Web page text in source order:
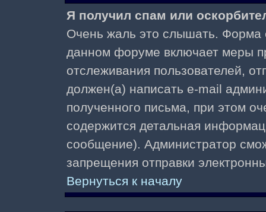
Я получил спам или
Очень жаль это слышать. Форма
данном форуме включает меры
отслеживания пользователей,
должен(а) написать e-mail
полученного письма, при этом
содержится детальная
сообщение). Администратор
запрещения отправки
Вернуться к началу